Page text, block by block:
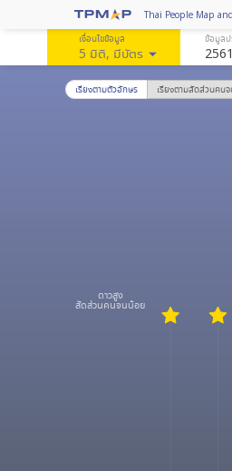
Thai People Map
เงื่อนไขข้อมูล
5 มิติ, มีบัตรarrow_drop_down
ข้อมูลป
2561
เรียงตามตัวอักษร เรียงตามสัดส่วนคน
ดาวสูง
สัดส่วนคนจนน้อย